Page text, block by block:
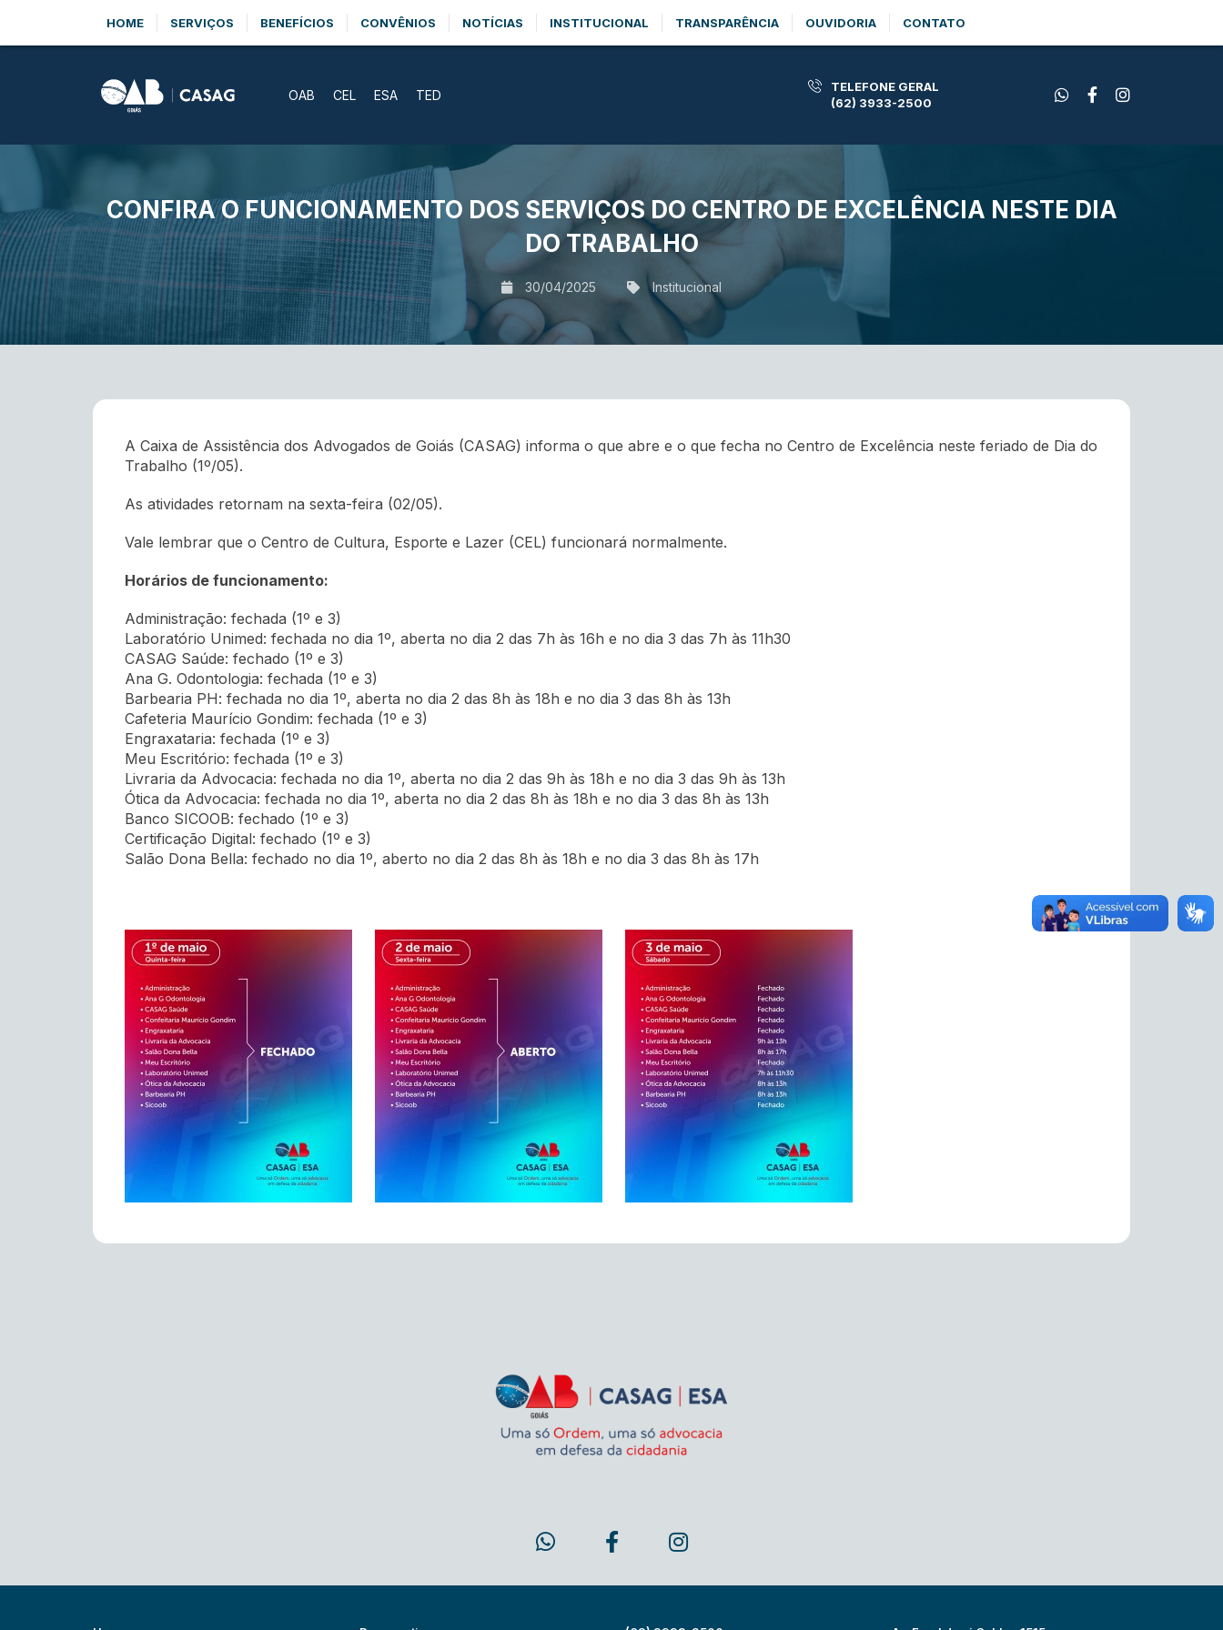
HOME SERVIÇOS BENEFÍCIOS CONVÊNIOS NOTÍCIAS INSTITUCIONAL TRANSPARÊNCIA OUVIDORIA CONTATO
OAB CEL ESA TED
TELEFONE GERAL
(62) 3933-2500
CONFIRA O FUNCIONAMENTO DOS SERVIÇOS DO CENTRO DE EXCELÊNCIA NESTE DIA
DO TRABALHO
30/04/2025 Institucional
A Caixa de Assistência dos Advogados de Goiás (CASAG) informa o que abre e o que fecha no Centro de Excelência neste feriado de Dia do
Trabalho (1º/05).
As atividades retornam na sexta-feira (02/05).
Vale lembrar que o Centro de Cultura, Esporte e Lazer (CEL) funcionará normalmente.
Horários de funcionamento:
Administração: fechada (1º e 3)
Laboratório Unimed: fechada no dia 1º, aberta no dia 2 das 7h às 16h e no dia 3 das 7h às 11h30
CASAG Saúde: fechado (1º e 3)
Ana G. Odontologia: fechada (1º e 3)
Barbearia PH: fechada no dia 1º, aberta no dia 2 das 8h às 18h e no dia 3 das 8h às 13h
Cafeteria Maurício Gondim: fechada (1º e 3)
Engraxataria: fechada (1º e 3)
Meu Escritório: fechada (1º e 3)
Livraria da Advocacia: fechada no dia 1º, aberta no dia 2 das 9h às 18h e no dia 3 das 9h às 13h
Ótica da Advocacia: fechada no dia 1º, aberta no dia 2 das 8h às 18h e no dia 3 das 8h às 13h
Banco SICOOB: fechado (1º e 3)
Certificação Digital: fechado (1º e 3)
Salão Dona Bella: fechado no dia 1º, aberto no dia 2 das 8h às 18h e no dia 3 das 8h às 17h